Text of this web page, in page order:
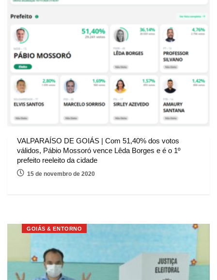
VALPARAÍSO DE GOIÁS | Com 51,40% dos votos
válidos, Pábio Mossoró vence Lêda Borges e é o 1º
prefeito reeleito da cidade
15 de novembro de 2020
GOIÁS & ENTORNO